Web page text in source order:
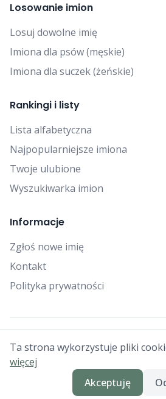
Losowanie imion
Losuj dowolne imię
Imiona dla psów (męskie)
Imiona dla suczek (żeńskie)
Rankingi i listy
Lista alfabetyczna
Najpopularniejsze imiona
Twoje ulubione
Wyszukiwarka imion
Informacje
Zgłoś nowe imię
Kontakt
Polityka prywatności
© 2025 Falcon Bytes. Wszelkie
Generator imion dla psów • Imiona dla
psa
Ta strona wykorzystuje pliki
więcej
Akceptuję